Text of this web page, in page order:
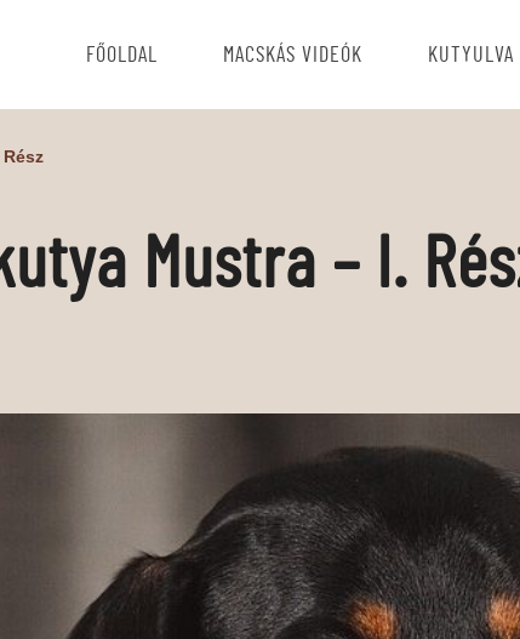
FŐOLDAL MACSKÁS VIDEÓK
Mustra – I.